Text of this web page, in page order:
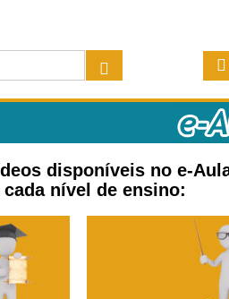
disponíveis no e-
cada nível de ensino: